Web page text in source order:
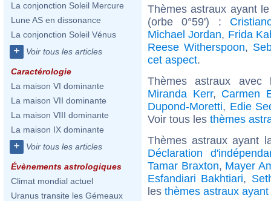
La conjonction Soleil Mercure
Lune AS en dissonance
La conjonction Soleil Vénus
+ Voir tous les articles
Caractérologie
La maison VI dominante
La maison VII dominante
La maison VIII dominante
La maison IX dominante
+ Voir tous les articles
Évènements astrologiques
Climat mondial actuel
Uranus transite les Gémeaux
Thèmes astraux ayant
(orbe 0°59') :
Michael Jordan, Frida
Reese Witherspoon,
cet aspect.
Thèmes astraux
Miranda Kerr, Carmen
Dupond-Moretti, Edie
Voir tous les thèmes
Thèmes astraux ayant
Déclaration
Tamar Braxton, Mayer
Esfandiari Bakhtiari,
les thèmes astraux